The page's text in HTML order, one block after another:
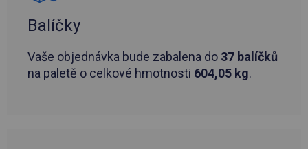
Balíčky
Vaše objednávka bude zabalena do 37 balíčků
na paletě o celkové hmotnosti 604,05 kg.